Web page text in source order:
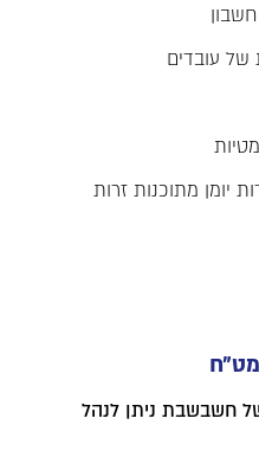
עובדים
יומן מתוכנות זרות
מט"ח
חשבשבת ניתן לנהל